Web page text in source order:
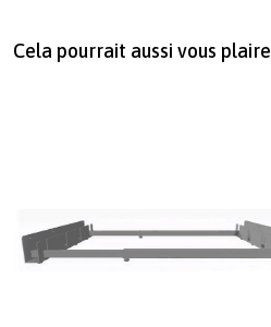
Cela pourrait aussi vous plaire